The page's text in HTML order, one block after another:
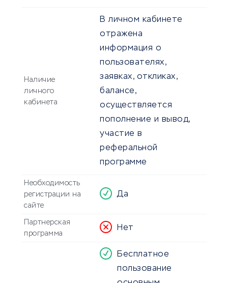
Наличие
личного
кабинета
В личном кабинете
отражена
информация о
пользователях,
заявках, откликах,
балансе,
осуществляется
пополнение и вывод,
участие в
реферальной
программе
Необходимость
регистрации на
сайте
Да
Партнерская
программа
Нет
Бесплатное
пользование